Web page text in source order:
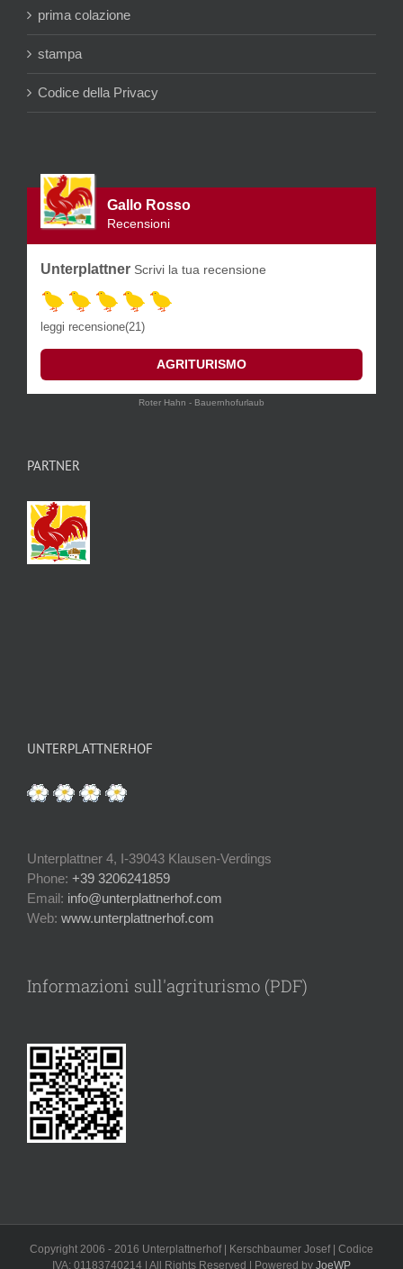
prima colazione
stampa
Codice della Privacy
Gallo Rosso
Recensioni
Unterplattner Scrivi la tua recensione
leggi recensione(21)
AGRITURISMO
Roter Hahn - Bauernhofurlaub
PARTNER
UNTERPLATTNERHOF
Unterplattner 4, I-39043 Klausen-Verdings
Phone: +39 3206241859
Email: info@unterplattnerhof.com
Web: www.unterplattnerhof.com
Informazioni sull'agriturismo (PDF)
Copyright 2006 - 2016 Unterplattnerhof | Kerschbaumer Josef | Codice
IVA: 01183740214 | All Rights Reserved | Powered by JoeWP